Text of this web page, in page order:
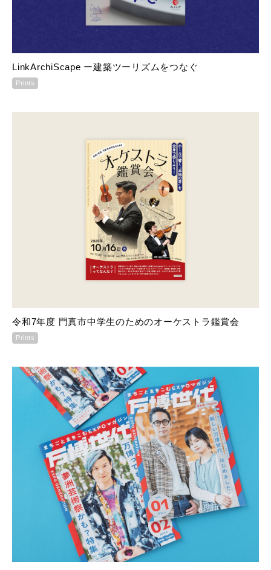
LinkArchiScape ー建築ツーリズムをつなぐ
Prints
令和7年度 門真市中学生のためのオーケストラ鑑賞会
Prints